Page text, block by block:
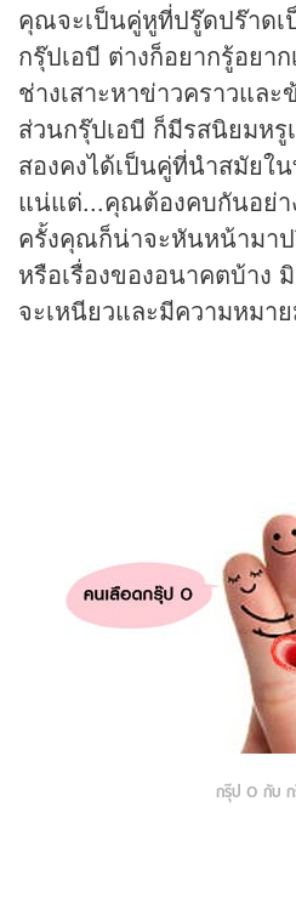
คุณจะเป็นคู่หูที่ปรู๊ดปร๊าดเ
กรุ๊ปเอบี ต่างก็อยากรู้อยา
ช่างเสาะหาข่าวคราวและ
ส่วนกรุ๊ปเอบี ก็มีรสนิยมห
สองคงได้เป็นคู่ที่นำสมัยใ
แน่แต่...คุณต้องคบกันอย่า
ครั้งคุณก็น่าจะหันหน้ามาป
หรือเรื่องของอนาคตบ้าง
จะเหนียวและมีความหมา
กรุ๊ป O กับ